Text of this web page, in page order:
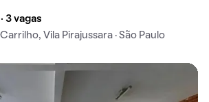
3 vagas
Vila Pirajussara · São Paulo